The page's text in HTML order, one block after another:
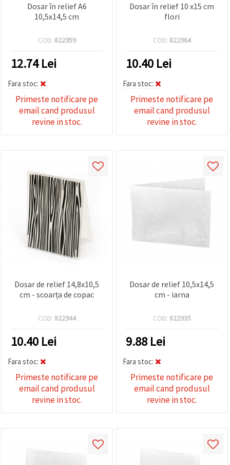
Dosar în relief A6
10,5x14,5 cm
COD: 822959
12.74Lei
Fara stoc:
Primeste notificare pe
email cand produsul
revine in stoc.
Dosar în relief 10 x15 cm
flori
COD: 822964
10.40 Lei
Fara stoc:
Primeste notificare pe
email cand produsul
revine in stoc.
Dosar de relief 14,8x10,5
cm - scoarța de copac
COD: 822944
10.40 Lei
Fara stoc:
Primeste notificare pe
email cand produsul
revine in stoc.
Dosar de relief 10,5x14,5
cm - iarna
COD: 822935
9.88 Lei
Fara stoc:
Primeste notificare pe
email cand produsul
revine in stoc.